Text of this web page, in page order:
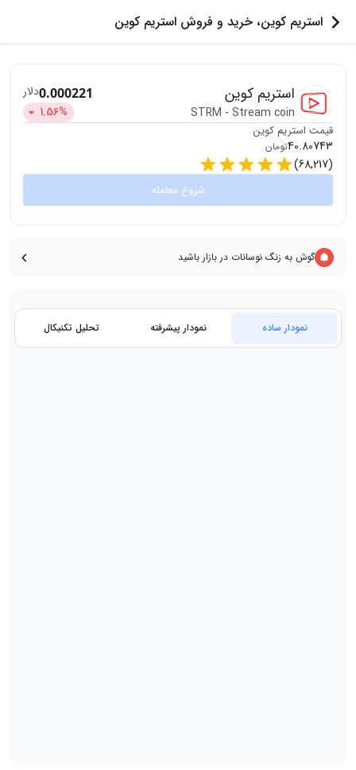
استریم کوین، خرید و فروش استریم کوین
استریم کوین
STRM - Stream coin
0.000221دلار
1.56%
قیمت استریم کوین
40.80743تومان
(
68,217
)
شروع معامله
گوش به زنگ نوسانات در بازار باشید
نمودار ساده نمودار پیشرفته تحلیل تکنیکال